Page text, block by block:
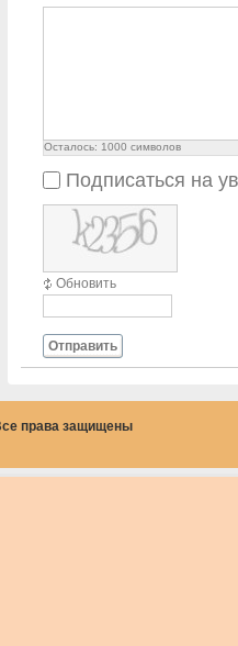
Осталось: 1000 символов
Подписаться на
Обновить
Отправить
права защищены